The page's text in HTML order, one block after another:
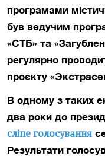
програмами
був ведучим
«СТБ» та
регулярно
проєкту
В одному з таких
два роки до
сліпе голосування
Результати